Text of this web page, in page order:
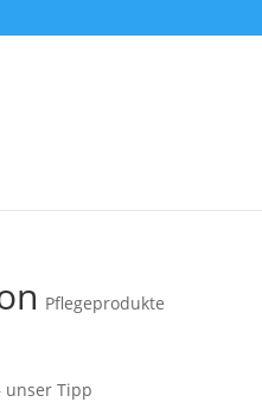
Pflegeprodukte
unser Tipp